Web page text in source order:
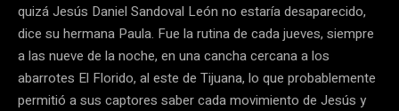
quizá Jesús Daniel Sandoval León no estaría desaparecido,
dice su hermana Paula. Fue la rutina de cada jueves, siempre
a las nueve de la noche, en una cancha cercana a los
abarrotes El Florido, al este de Tijuana, lo que probablemente
permitió a sus captores saber cada movimiento de Jesús y